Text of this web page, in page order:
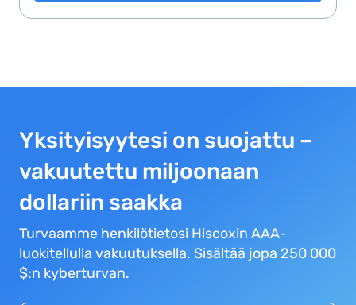
Yksityisyytesi on suojattu –
vakuutettu miljoonaan
dollariin saakka
Turvaamme henkilötietosi Hiscoxin AAA-
luokitellulla vakuutuksella. Sisältää jopa 250 000
$:n kyberturvan.